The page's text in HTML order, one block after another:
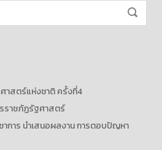
SEARCH
าสตร์แห่งชาติ ครั้งที่4
ราชภัฏรัฐศาสตร์
าการ นำเสนอผลงาน การตอบปัญหา